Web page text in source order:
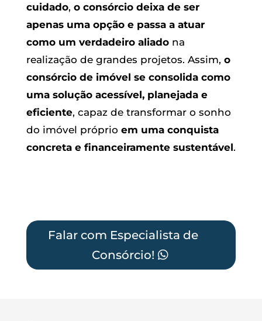
cuidado, o consórcio deixa de ser
apenas uma opção e passa a atuar
como um verdadeiro aliadona
realização de grandes projetos. Assim, o
consórcio de imóvel se consolida como
uma solução acessível, planejada e
eficiente, capaz de transformar o sonho
do imóvel próprio em uma conquista
concreta e financeiramente sustentável.
Falar com Especialista de
Consórcio!